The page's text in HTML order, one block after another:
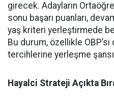
girecek. Adayların
sonu başarı puanları,
yaş kriteri yerleştirmede
Bu durum, özellikle
tercihlerine yerleşme
Hayalci Strateji Açıkta